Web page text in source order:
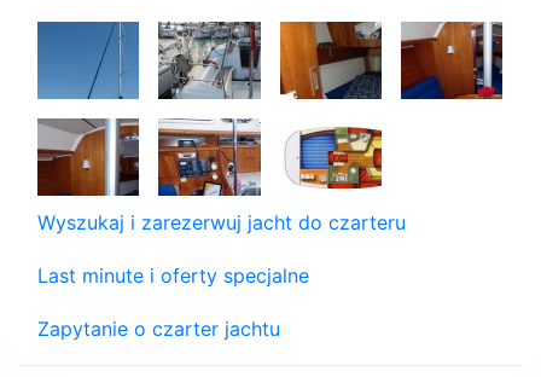
Wyszukaj i zarezerwuj jacht do czarteru
Last minute i oferty specjalne
Zapytanie o czarter jachtu